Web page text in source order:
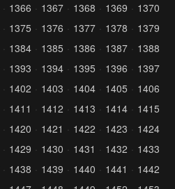
1366 1367 1368 1369
1370
1375 1376 1377 1378
1379
1384 1385 1386 1387
1388
1393 1394 1395 1396
1397
1402 1403 1404 1405
1406
1411 1412 1413 1414
1415
1420 1421 1422 1423
1424
1429 1430 1431 1432
1433
1438 1439 1440 1441
1442